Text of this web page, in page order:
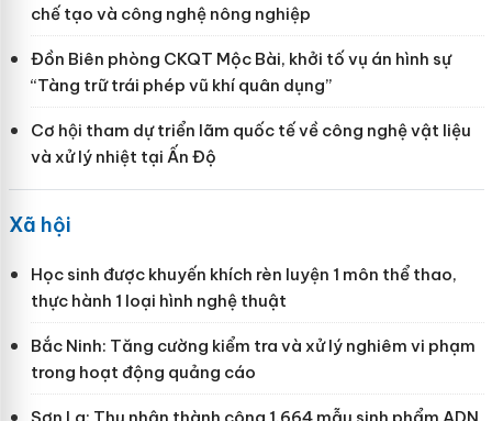
chế tạo và công nghệ nông nghiệp
Đồn Biên phòng CKQT Mộc Bài, khởi tố vụ án hình sự
“Tàng trữ trái phép vũ khí quân dụng”
Cơ hội tham dự triển lãm quốc tế về công nghệ vật liệu
và xử lý nhiệt tại Ấn Độ
Xã hội
Học sinh được khuyến khích rèn luyện 1 môn thể thao,
thực hành 1 loại hình nghệ thuật
Bắc Ninh: Tăng cường kiểm tra và xử lý nghiêm vi phạm
trong hoạt động quảng cáo